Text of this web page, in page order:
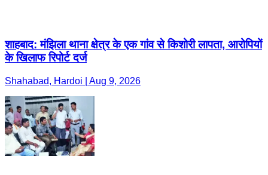
शाहबाद: मंझिला थाना क्षेत्र के एक गांव से किशोरी लापता, आरोपियों
के खिलाफ रिपोर्ट दर्ज
Shahabad, Hardoi | Aug 9, 2026